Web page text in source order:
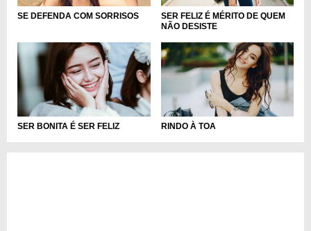
SE DEFENDA COM SORRISOS
SER FELIZ É MÉRITO DE QUEM
NÃO DESISTE
SER BONITA É SER FELIZ RINDO À TOA